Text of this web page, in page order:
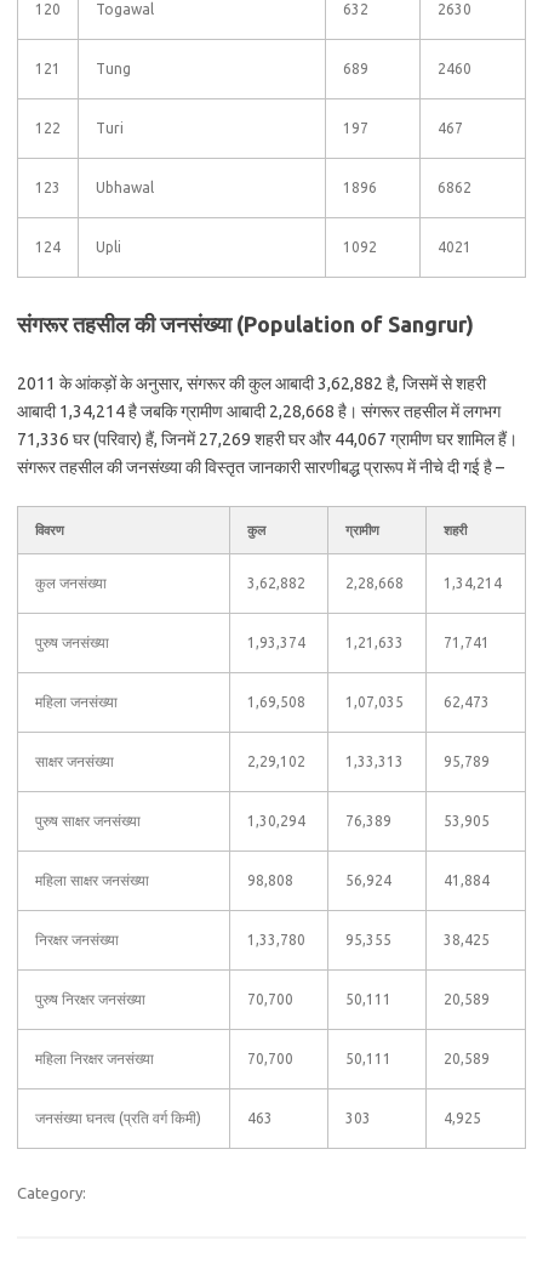
120 Togawal 632 2630
121 Tung 689 2460
122 Turi 197 467
123 Ubhawal 1896 6862
124 Upli 1092 4021
संगरूर तहसील की जनसंख्या (Population of Sangrur)
2011 के आंकड़ों के अनुसार, संगरूर की कुल आबादी 3,62,882 है, जिसमें से शहरी
आबादी 1,34,214 है जबकि ग्रामीण आबादी 2,28,668 है। संगरूर तहसील में लगभग
71,336 घर (परिवार) हैं, जिनमें 27,269 शहरी घर और 44,067 ग्रामीण घर शामिल हैं।
संगरूर तहसील की जनसंख्या की विस्तृत जानकारी सारणीबद्ध प्रारूप में नीचे दी गई है –
विवरण कुल ग्रामीण शहरी
कुल जनसंख्या 3,62,882 2,28,668 1,34,214
पुरुष जनसंख्या 1,93,374 1,21,633 71,741
महिला जनसंख्या 1,69,508 1,07,035 62,473
साक्षर जनसंख्या 2,29,102 1,33,313 95,789
पुरुष साक्षर जनसंख्या 1,30,294 76,389 53,905
महिला साक्षर जनसंख्या 98,808 56,924 41,884
निरक्षर जनसंख्या 1,33,780 95,355 38,425
पुरुष निरक्षर जनसंख्या 70,700 50,111 20,589
महिला निरक्षर जनसंख्या 70,700 50,111 20,589
जनसंख्या घनत्व (प्रति वर्ग किमी) 463 303 4,925
Category: